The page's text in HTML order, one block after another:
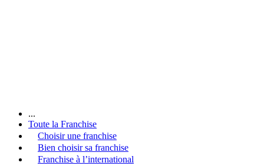
...
Toute la Franchise
Choisir une franchise
Bien choisir sa franchise
Franchise à l’international